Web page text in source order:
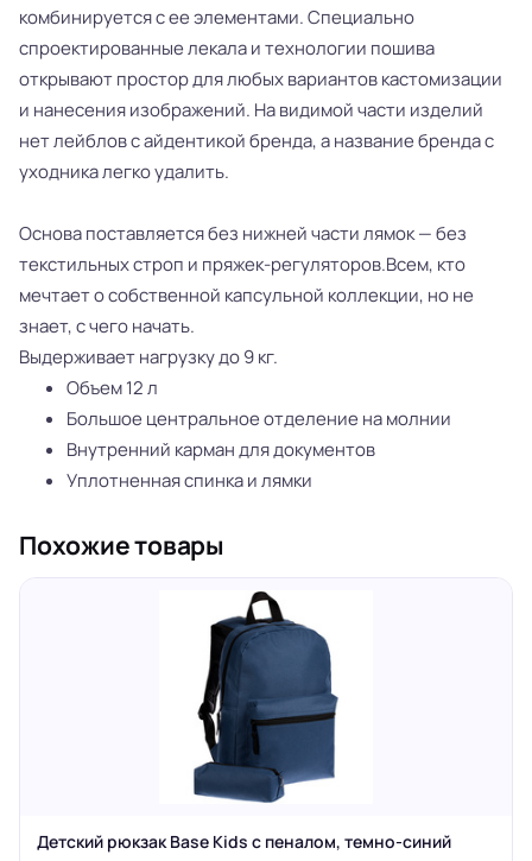
комбинируется с ее элементами. Специально
спроектированные лекала и технологии пошива
открывают простор для любых вариантов кастомизации
и нанесения изображений. На видимой части изделий
нет лейблов с айдентикой бренда, а название бренда с
уходника легко удалить.
Основа поставляется без нижней части лямок — без
текстильных строп и пряжек-регуляторов.Всем, кто
мечтает о собственной капсульной коллекции, но не
знает, с чего начать.
Выдерживает нагрузку до 9 кг.
Объем 12 л
Большое центральное отделение на молнии
Внутренний карман для документов
Уплотненная спинка и лямки
Похожие товары
Детский рюкзак Base Kids с пеналом, темно-синий